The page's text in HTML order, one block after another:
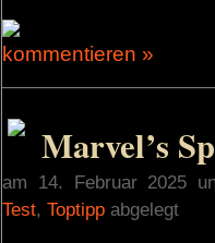
kommentieren »
Marvel’s
am 14. Februar 2025
Test,Toptipp abgelegt